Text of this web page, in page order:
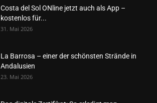
Costa del Sol ONline jetzt auch als App –
kostenlos für...
31. Mai 2026
La Barrosa – einer der schönsten Strände in
Andalusien
23. Mai 2026